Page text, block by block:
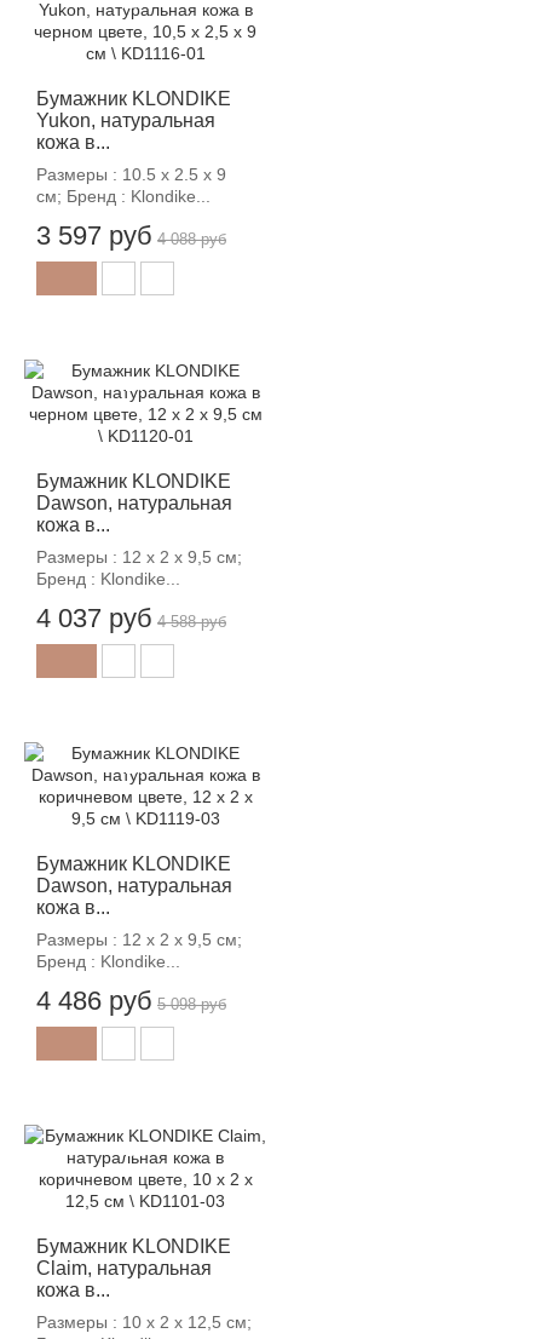
Бумажник KLONDIKE
Yukon, натуральная
кожа в...
Размеры : 10.5 х 2.5 х 9
см; Бренд : Klondike...
3 597 руб 4 088 руб
Бумажник KLONDIKE
Dawson, натуральная
кожа в...
Размеры : 12 х 2 х 9,5 см;
Бренд : Klondike...
4 037 руб 4 588 руб
Бумажник KLONDIKE
Dawson, натуральная
кожа в...
Размеры : 12 х 2 х 9,5 см;
Бренд : Klondike...
4 486 руб 5 098 руб
Бумажник KLONDIKE
Claim, натуральная
кожа в...
Размеры : 10 х 2 х 12,5 см;